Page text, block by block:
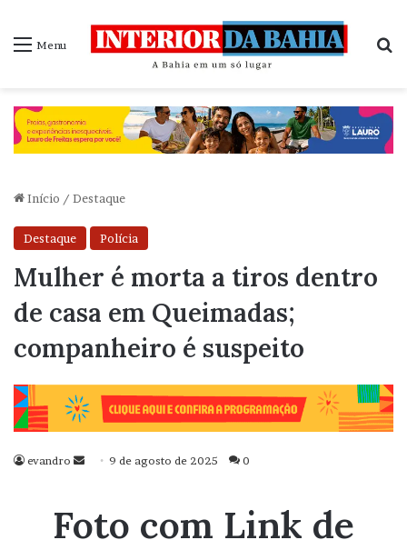
Menu
Início / Destaque
Destaque Polícia
Mulher é morta a tiros dentro
de casa em Queimadas;
companheiro é suspeito
evandro
Mande
mail
9 de agosto de 2025 0
Foto com Link de